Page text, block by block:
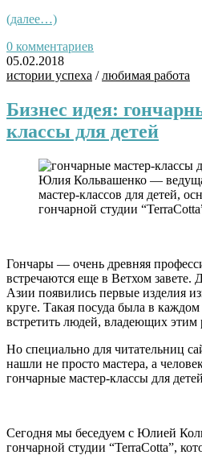
(далее…)
0 комментариев
05.02.2018
истории успеха /любимая работа
Бизнес идея:
классы для детей
Юлия Кольвашенко —
мастер-классов для детей,
гончарной студии
Гончары — очень древняя
встречаются еще в Ветхом завете.
Азии появились первые изделия
круге. Такая посуда была в
встретить людей, владеющих этим
Но специально для читательниц
нашли не просто мастера, а
гончарные мастер-классы для детей
Сегодня мы беседуем с Юлией
гончарной студии “TerraCotta”,